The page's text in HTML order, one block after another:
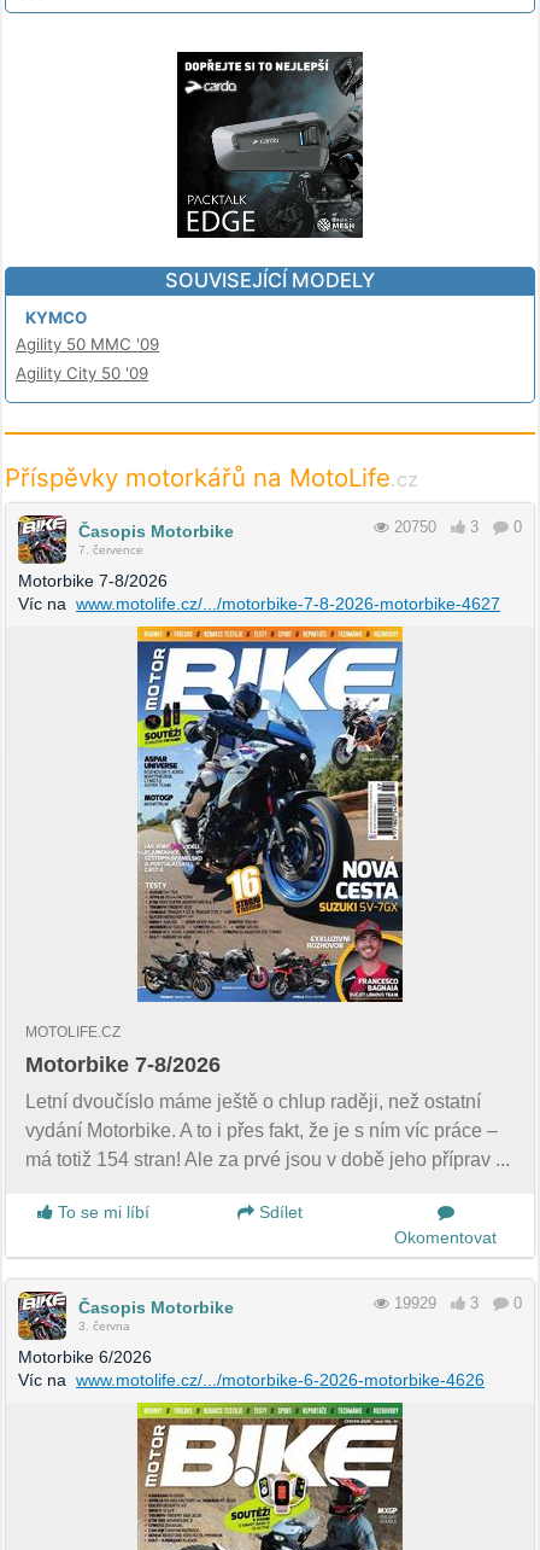
SOUVISEJÍCÍ MODELY
KYMCO
Agility 50 MMC '09
Agility City 50 '09
Příspěvky motorkářů na MotoLife.cz
Časopis Motorbike
7. července
20750 3 0
Motorbike 7-8/2026
Víc na www.motolife.cz/.../motorbike-7-8-2026-motorbike-4627
MOTOLIFE.CZ
Motorbike 7-8/2026
Letní dvoučíslo máme ještě o chlup raději, než ostatní
vydání Motorbike. A to i přes fakt, že je s ním víc práce –
má totiž 154 stran! Ale za prvé jsou v době jeho příprav ...
To se mi líbí
Sdílet
Okomentovat
Časopis Motorbike
3. června
19929 3 0
Motorbike 6/2026
Víc na www.motolife.cz/.../motorbike-6-2026-motorbike-4626